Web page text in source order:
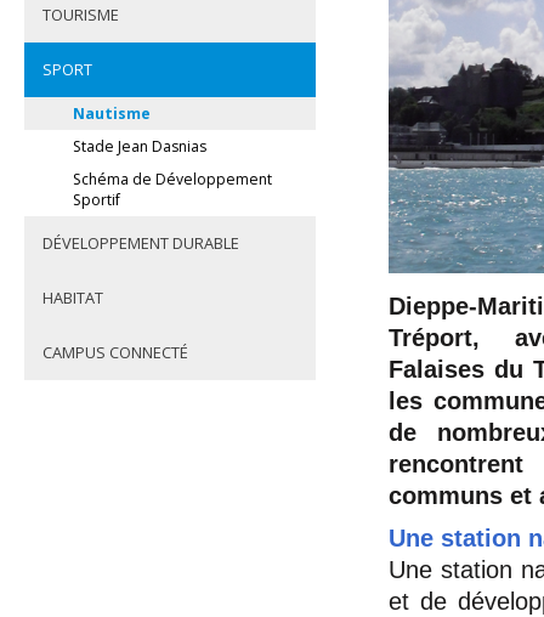
TOURISME
SPORT
Nautisme
Stade Jean Dasnias
Schéma de Développement
Sportif
DÉVELOPPEMENT DURABLE
HABITAT
CAMPUS CONNECTÉ
Dieppe-
Tréport,
Falaises du
les
de
communs et
Une station
Une station
et de